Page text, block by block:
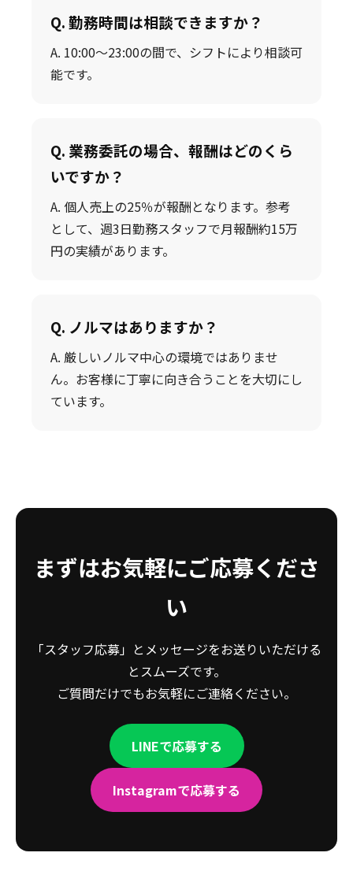
Q. 勤務時間は相談できますか？
A. 10:00〜23:00の間で、シフトにより相談可
能です。
Q. 業務委託の場合、報酬はどのくら
いですか？
A. 個人売上の25％が報酬となります。参考
として、週3日勤務スタッフで月報酬約15万
円の実績があります。
Q. ノルマはありますか？
A. 厳しいノルマ中心の環境ではありませ
ん。お客様に丁寧に向き合うことを大切にし
ています。
まずはお気軽にご応募くださ
い
「スタッフ応募」とメッセージをお送りいただける
とスムーズです。
ご質問だけでもお気軽にご連絡ください。
LINEで応募する
Instagramで応募する